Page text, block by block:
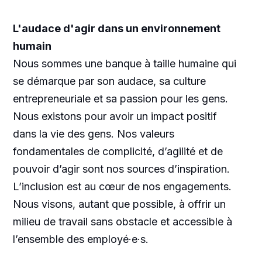
L'audace d'agir dans un environnement
humain
Nous sommes une banque à taille humaine qui
se démarque par son audace, sa culture
entrepreneuriale et sa passion pour les gens.
Nous existons pour avoir un impact positif
dans la vie des gens. Nos valeurs
fondamentales de complicité, d’agilité et de
pouvoir d’agir sont nos sources d’inspiration.
L’inclusion est au cœur de nos engagements.
Nous visons, autant que possible, à offrir un
milieu de travail sans obstacle et accessible à
l’ensemble des employé·e·s.